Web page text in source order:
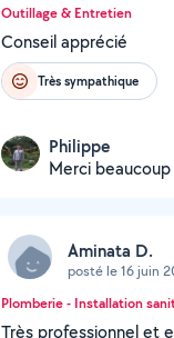
Outillage & Entretien
Conseil apprécié
Très sympathique
Philippe
Merci beaucoup
Aminata D.
posté le 16 juin
Plomberie - Installation
Très professionnel et